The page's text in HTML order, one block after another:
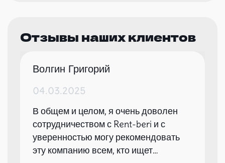
Отзывы наших клиентов
Волгин Григорий
04.03.2025
В общем и целом, я очень доволен
сотрудничеством с Rent-beri и с
уверенностью могу рекомендовать
эту компанию всем, кто ищет